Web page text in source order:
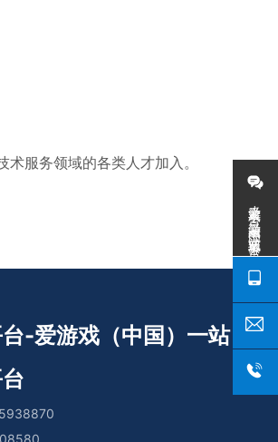
服务领域的各类人才加入。
-爱游戏（中国）一站
爱游戏平台-爱游戏（中国）一站式服务平台